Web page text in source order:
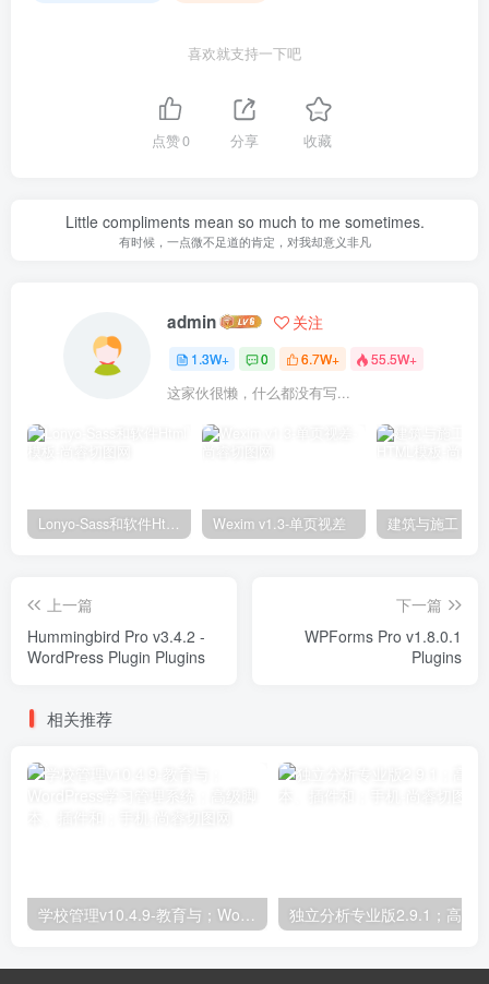
喜欢就支持一下吧
点赞0 分享 收藏
Little compliments mean so much to me sometimes.
有时候，一点微不足道的肯定，对我却意义非凡
admin 关注
1.3W+ 0 6.7W+ 55.5W+
这家伙很懒，什么都没有写...
Lonyo-Sass和软件Html模板 Wexim v1.3-单页视差
上一篇
Hummingbird Pro v3.4.2 -
WordPress Plugin Plugins
下一篇
WPForms Pro v1.8.0.1
Plugins
相关推荐
学校管理v10.4.9-教育与；WordPress学习管理系统；高级脚本、插件和；手机